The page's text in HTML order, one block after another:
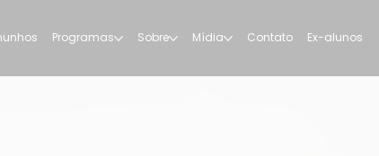
Programas Sobre Mídia Contato Ex-alunos